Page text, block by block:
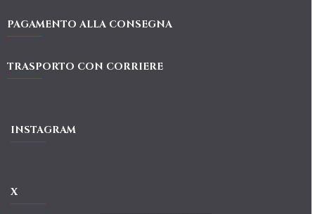
PAGAMENTO ALLA CONSEGNA
TRASPORTO CON CORRIERE
INSTAGRAM
X